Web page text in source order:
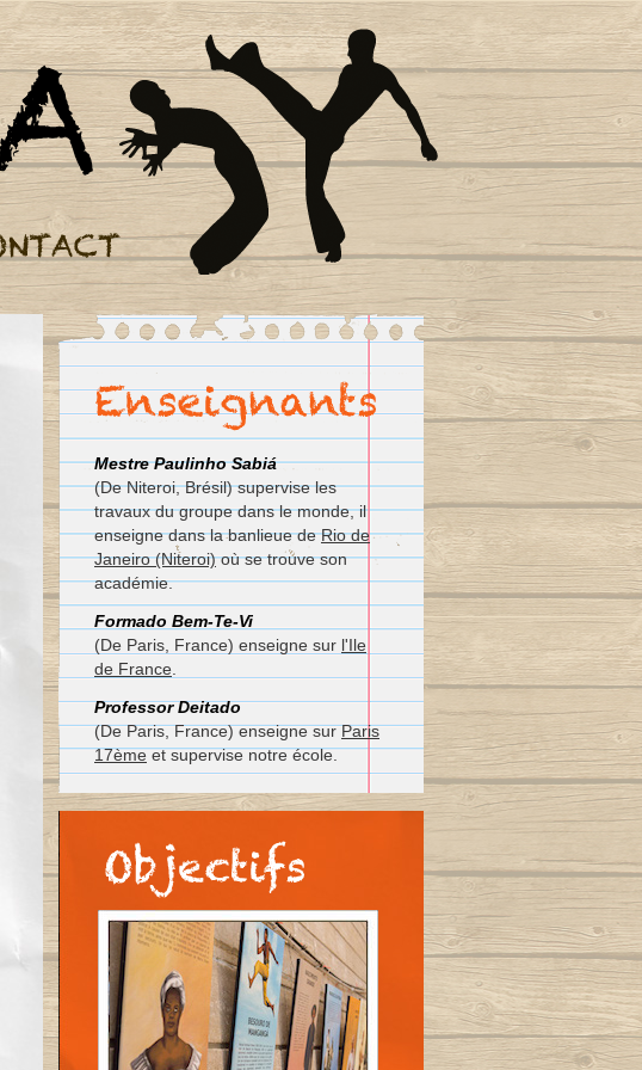
MestrePaulinho Sabiá
(De Niteroi, Brésil) supervise les
travaux du groupe dans le monde, il
enseigne dans la banlieue deRio de
Janeiro (Niteroi)où se trouve son
académie.
Formado Bem-Te-Vi
(De Paris, France) enseigne sur l'Ile
de France
ProfessorDeitado
(De Paris, France) enseigne surParis
17èmeet supervise notre école.